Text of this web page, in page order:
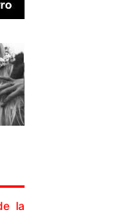
la